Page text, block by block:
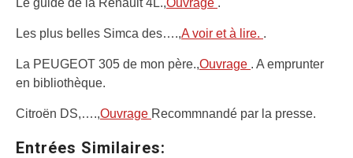
Les plus belles Simca des….,A voir et à lire. .
La PEUGEOT 305 de mon père.,Ouvrage . A emprunter
en bibliothèque.
Citroën DS,….,Ouvrage Recommnandé par la presse.
Entrées Similaires: